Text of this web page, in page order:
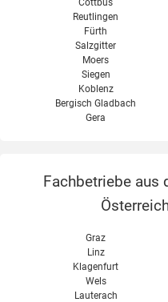
Cottbus
Reutlingen
Fürth
Salzgitter
Moers
Siegen
Koblenz
Bergisch Gladbach
Gera
Fachbetriebe aus
Graz
Linz
Klagenfurt
Wels
Lauterach